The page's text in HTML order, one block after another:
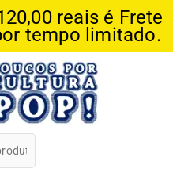
reais é Frete
tempo limitado.
Por
Pop